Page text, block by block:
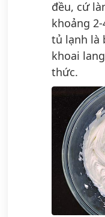
đều, cứ
khoảng
tủ lạnh là
khoai
thức.